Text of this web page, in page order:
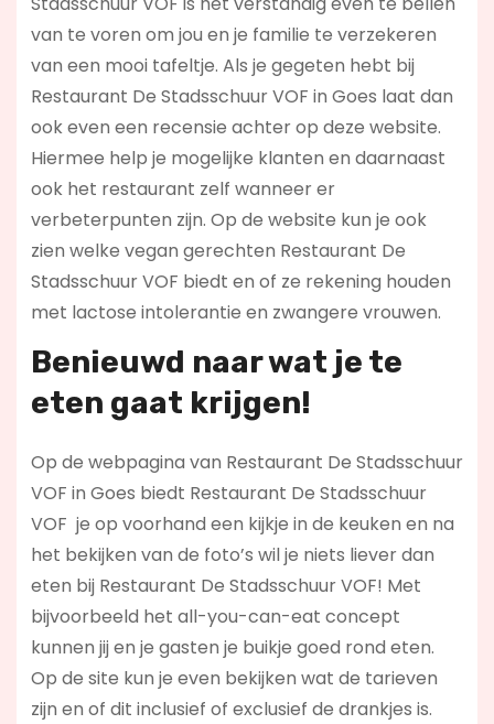
van te voren om jou en je familie te verzekeren
van een mooi tafeltje. Als je gegeten hebt bij
Restaurant De Stadsschuur VOF in Goes laat dan
ook even een recensie achter op deze website.
Hiermee help je mogelijke klanten en daarnaast
ook het restaurant zelf wanneer er
verbeterpunten zijn. Op de website kun je ook
zien welke vegan gerechten Restaurant De
Stadsschuur VOF biedt en of ze rekening houden
met lactose intolerantie en zwangere vrouwen.
Benieuwd naar wat je te
eten gaat krijgen!
Op de webpagina van Restaurant De Stadsschuur
VOF in Goes biedt Restaurant De Stadsschuur
VOF je op voorhand een kijkje in de keuken en na
het bekijken van de foto’s wil je niets liever dan
eten bij Restaurant De Stadsschuur VOF! Met
bijvoorbeeld het all-you-can-eat concept
kunnen jij en je gasten je buikje goed rond eten.
Op de site kun je even bekijken wat de tarieven
zijn en of dit inclusief of exclusief de drankjes is.